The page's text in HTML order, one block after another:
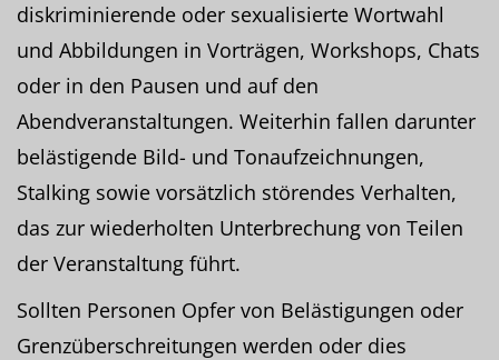
diskriminierende oder sexualisierte Wortwahl
und Abbildungen in Vorträgen, Workshops, Chats
oder in den Pausen und auf den
Abendveranstaltungen. Weiterhin fallen darunter
belästigende Bild- und Tonaufzeichnungen,
Stalking sowie vorsätzlich störendes Verhalten,
das zur wiederholten Unterbrechung von Teilen
der Veranstaltung führt.
Sollten Personen Opfer von Belästigungen oder
Grenzüberschreitungen werden oder dies